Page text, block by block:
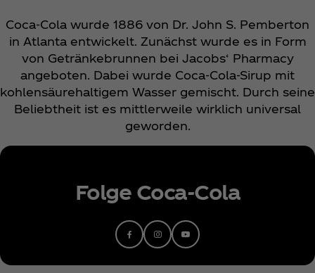
Coca‑Cola wurde 1886 von Dr. John S. Pemberton
in Atlanta entwickelt. Zunächst wurde es in Form
von Getränkebrunnen bei Jacobs‘ Pharmacy
angeboten. Dabei wurde Coca‑Cola-Sirup mit
kohlensäurehaltigem Wasser gemischt. Durch seine
Beliebtheit ist es mittlerweile wirklich universal
geworden.
Folge Coca‑Cola